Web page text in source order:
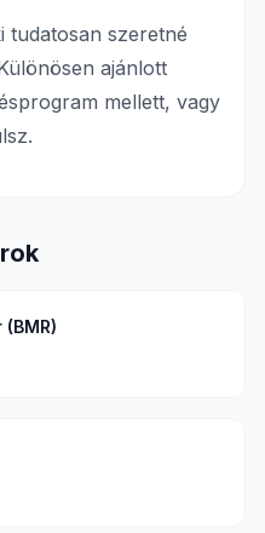
tudatosan szeretné
ajánlott
mellett, vagy